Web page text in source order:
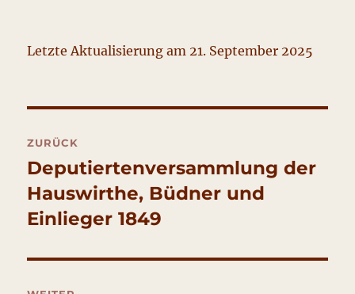
Letzte Aktualisierung am 21. September 2025
ZURÜCK
Vorheriger
Beitrag:
Deputiertenversammlung der
Hauswirthe, Büdner und
Einlieger 1849